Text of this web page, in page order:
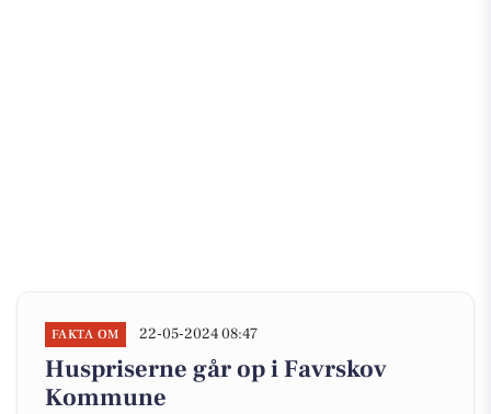
FAKTA OM 22-05-2024 08:47
Huspriserne går op i Favrskov
Kommune